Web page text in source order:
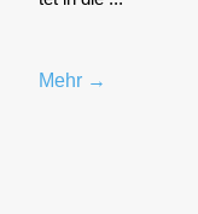
Mehr →